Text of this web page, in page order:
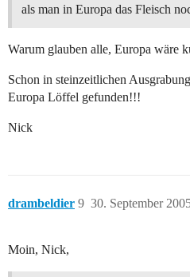
als man in Europa das Fleisch
Warum glauben alle, Europa wäre
Schon in steinzeitlichen
Europa Löffel gefunden!!!
Nick
drambeldier 30. September
9
Moin, Nick,